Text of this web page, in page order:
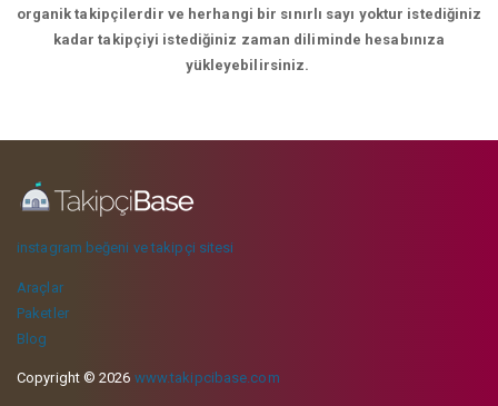
organik takipçilerdir ve herhangi bir sınırlı sayı yoktur istediğiniz
kadar takipçiyi istediğiniz zaman diliminde hesabınıza
yükleyebilirsiniz.
instagram beğeni ve takipçi sitesi
Araçlar
Paketler
Blog
Copyright © 2026 www.takipcibase.com